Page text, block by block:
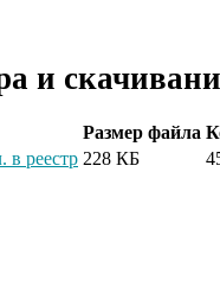
и
Размер файла
в реестр 228 КБ